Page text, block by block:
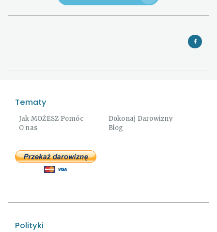
Tematy
Jak MOŻESZ Pomóc
Dokonaj Darowizny
O nas
Blog
Polityki